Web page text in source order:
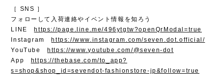
［ SNS ］
フォローして入荷連絡やイベント情報を知ろう
LINE https://page.line.me/496ytgtw?openQrModal=true
Instagram https://www.instagram.com/seven.dot.official/
YouTube https://www.youtube.com/@seven-dot
App https://thebase.com/to_app?
s=shop&shop_id=sevendot-fashionstore-jp&follow=true